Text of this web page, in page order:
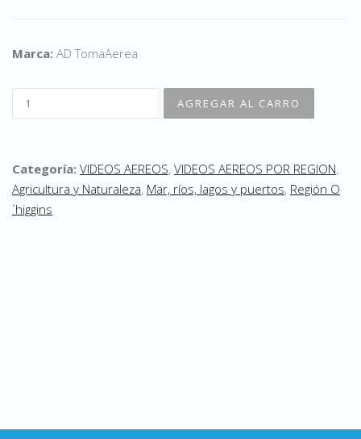
Marca: AD TomaAerea
Categoría: VIDEOS AEREOS, VIDEOS AEREOS POR REGION,
Agricultura y Naturaleza, Mar, ríos, lagos y puertos, Región O
´higgins